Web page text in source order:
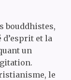
bouddhistes,
et la
un
le